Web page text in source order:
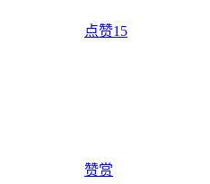
点赞15
赞赏